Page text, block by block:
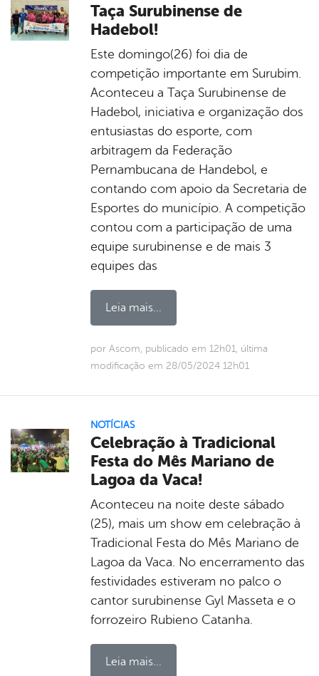
Taça Surubinense de
Hadebol!
Este domingo(26) foi dia de
competição importante em Surubim.
Aconteceu a Taça Surubinense de
Hadebol, iniciativa e organização dos
entusiastas do esporte, com
arbitragem da Federação
Pernambucana de Handebol, e
contando com apoio da Secretaria de
Esportes do município. A competição
contou com a participação de uma
equipe surubinense e de mais 3
equipes das
Leia mais...
por Ascom, publicado em 12h01, última
modificação em 28/05/2024 12h01
NOTÍCIAS
Celebração à Tradicional
Festa do Mês Mariano de
Lagoa da Vaca!
Aconteceu na noite deste sábado
(25), mais um show em celebração à
Tradicional Festa do Mês Mariano de
Lagoa da Vaca. No encerramento das
festividades estiveram no palco o
cantor surubinense Gyl Masseta e o
forrozeiro Rubieno Catanha.
Leia mais...